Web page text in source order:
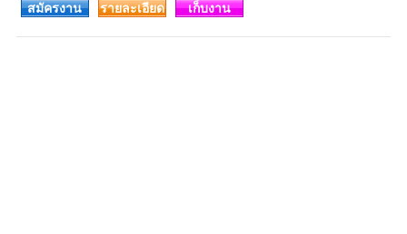
สมัครงาน รายละเอียด เก็บงาน